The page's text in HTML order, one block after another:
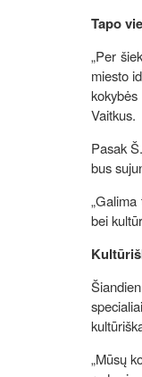
Tapo
„Per
miesto
Vaitkus.
Pasak
bus
bei
„Mūsų